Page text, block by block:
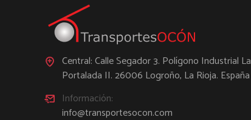
Central: Calle Segador 3. Polígono Industrial La
Portalada II. 26006 Logroño, La Rioja. España
Información:
info@transportesocon.com